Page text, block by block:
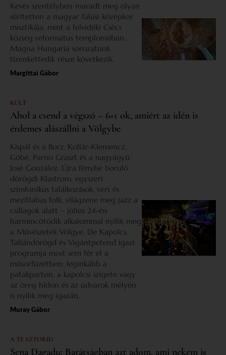
Kevés szentélyben maradt meg olyan
sűrítetten a magyar falusi középkor
misztikája, mint a felvidéki Csécs
község református templomában.
Magna Hungaria sorozatunk
tizenkettedik része következik.
Margittai Gábor
KULT
Ahol a csend a végszó – 6+1 ok, amiért az idén is
érdemes alászállni a Völgybe
Kispál és a Borz, Kollár-Klemencz,
Góbé, Parno Graszt és a nagyágyú:
José González. Újra fénybe boruló
dörögdi Klastrom, egyszeri
szimfonikus találkozások, vers és
mezítlábas folk, világzene meg jazz a
csillagok alatt – július 24-én
harmincötödik alkalommal nyílik meg
a Művészetek Völgye. De Kapolcs,
Taliándörögd és Vigántpetend igazi
programja most sem fér el a
műsorfüzetben: leginkább a
patakparton, a kapolcsi szigete vagy
az öreg hídon és az udvarok mélyén
is nyílik meg igazán.
Muray Gábor
A TE SZTORID
Sena Dagadu: Barátságban azt adom, ami nekem is